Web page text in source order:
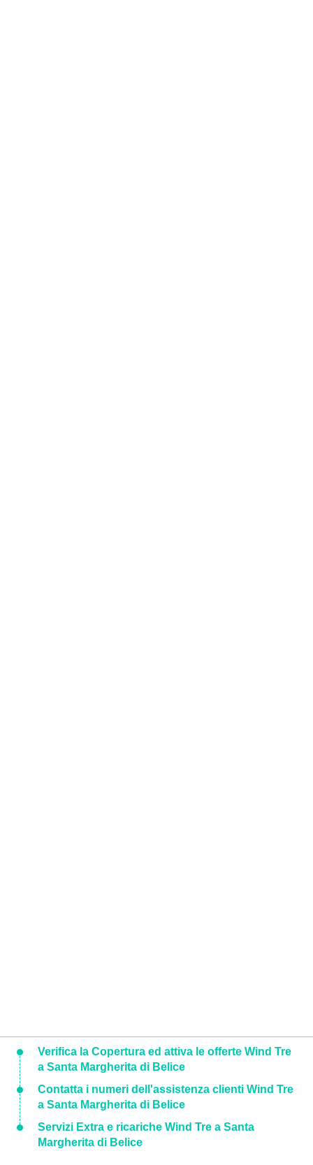
Verifica la Copertura ed attiva le offerte Wind Tre
a Santa Margherita di Belice
Contatta i numeri dell'assistenza clienti Wind Tre
a Santa Margherita di Belice
Servizi Extra e ricariche Wind Tre a Santa
Margherita di Belice